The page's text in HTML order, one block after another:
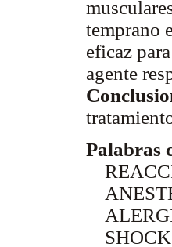
temprano
eficaz
agente
Palabras
SHOCK